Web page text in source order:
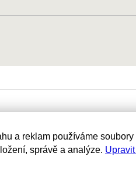
a reklam používáme
správě a analýze.